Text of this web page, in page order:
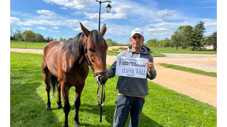
Exponering & värdskap
Aktiviteter
Hört och hänt
Tävling
Tävlingsserier
Träning och provlopp
Aktiva